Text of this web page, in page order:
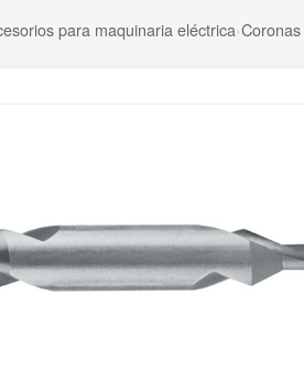
para maquinaria eléctrica›